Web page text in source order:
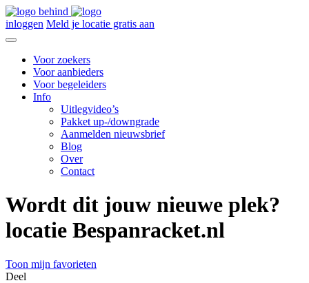
inloggen Meld je locatie gratis aan
Voor zoekers
Voor aanbieders
Voor begeleiders
Info
Uitlegvideo’s
Pakket up-/downgrade
Aanmelden nieuwsbrief
Blog
Over
Contact
Wordt dit jouw nieuwe plek?
locatie Bespanracket.nl
Toon mijn favorieten
Deel